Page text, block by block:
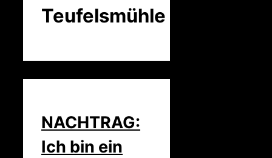
Teufelsmühle
NACHTRAG:
Ich bin ein